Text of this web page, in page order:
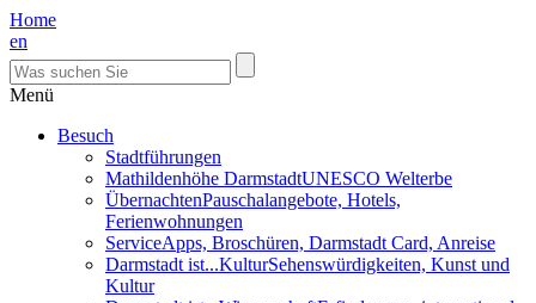
Home
en
Menü
Besuch
Stadtführungen
Mathildenhöhe DarmstadtUNESCO Welterbe
ÜbernachtenPauschalangebote, Hotels,
Ferienwohnungen
ServiceApps, Broschüren, Darmstadt Card, Anreise
Darmstadt ist...KulturSehenswürdigkeiten, Kunst und
Kultur